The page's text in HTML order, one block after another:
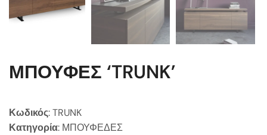
ΜΠΟΥΦΕΣ ‘TRUNK’
Κωδικός: TRUNK
Κατηγορία: ΜΠΟΥΦΕΔΕΣ